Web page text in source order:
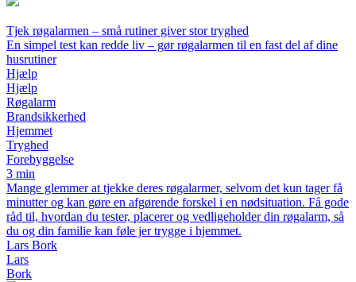
Tjek røgalarmen – små rutiner giver stor tryghed
En simpel test kan redde liv – gør røgalarmen til en fast del af dine
husrutiner
Hjælp
Hjælp
Røgalarm
Brandsikkerhed
Hjemmet
Tryghed
Forebyggelse
3 min
Mange glemmer at tjekke deres røgalarmer, selvom det kun tager få
minutter og kan gøre en afgørende forskel i en nødsituation. Få gode
råd til, hvordan du tester, placerer og vedligeholder din røgalarm, så
du og din familie kan føle jer trygge i hjemmet.
Lars Bork
Lars
Bork